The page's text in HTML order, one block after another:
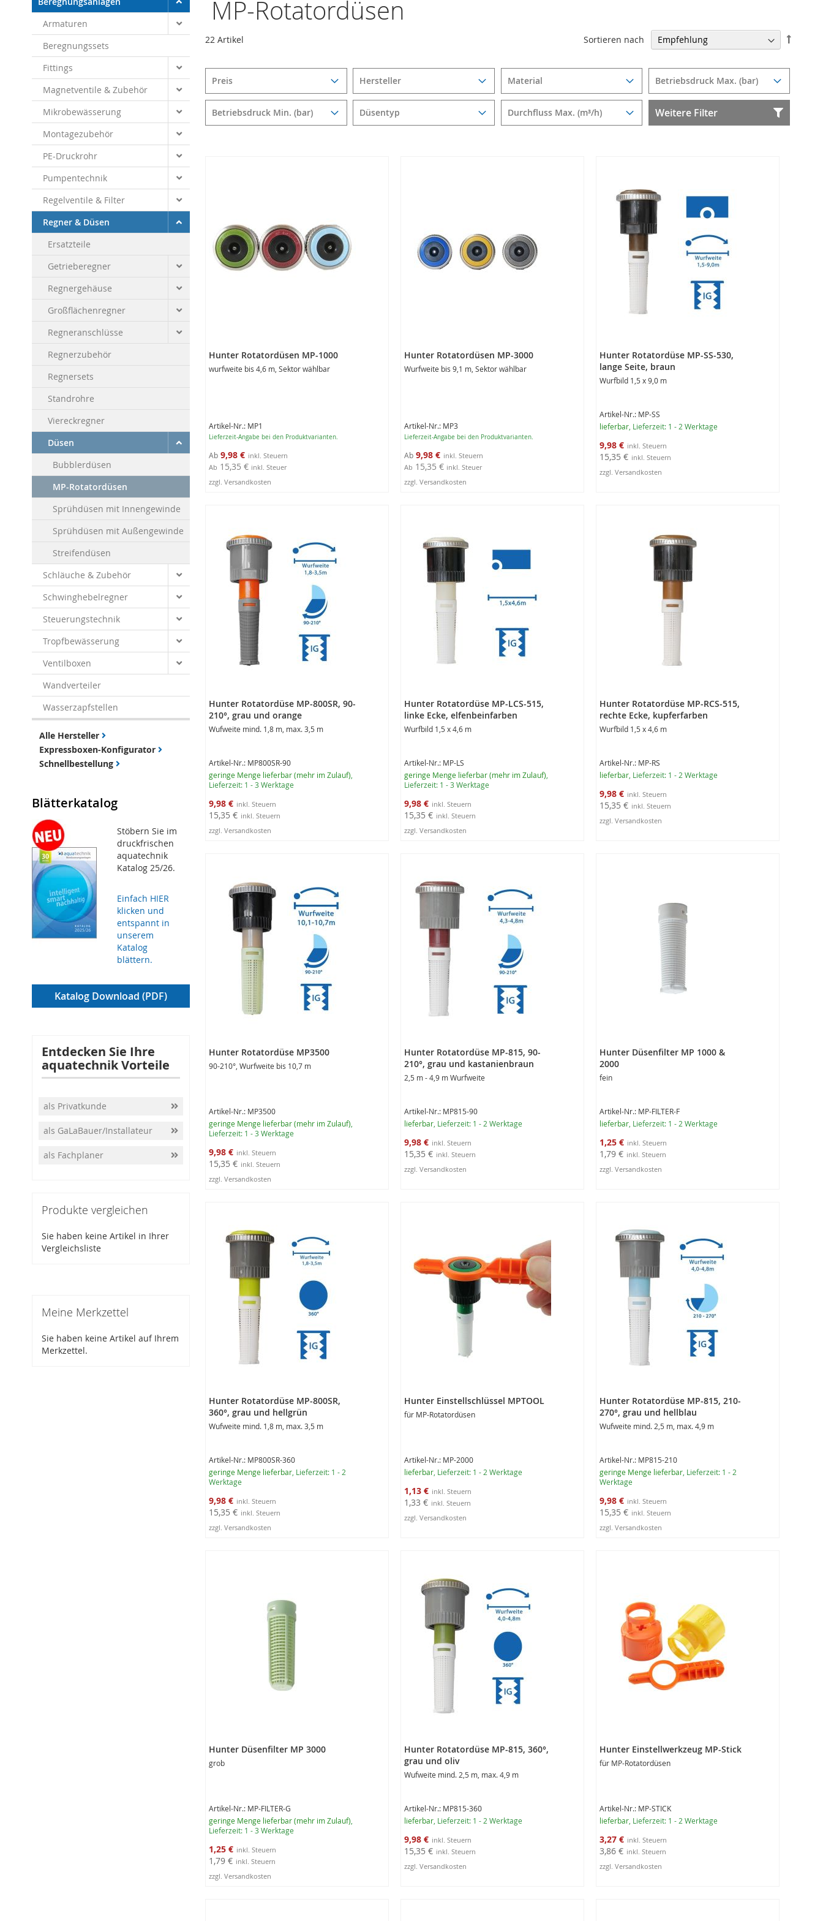
MP-Rotatordüsen
22 Artikel Sortieren nach
In
Preis
Hersteller Material Betriebsdruck Max. (bar)
Betriebsdruck Min. (bar) Düsentyp Durchfluss Max. (m³/h) Weitere Filter
Hunter Rotatordüsen MP-1000
wurfweite bis 4,6 m, Sektor wählbar
Artikel-Nr.: MP1
Lieferzeit-Angabe bei den Produktvarianten.
Ab 9,98 €
Ab 15,35 € inkl. Steuer
zzgl. Versandkosten
Hunter Rotatordüsen MP-3000
Wurfweite bis 9,1 m, Sektor wählbar
Artikel-Nr.: MP3
Lieferzeit-Angabe bei den Produktvarianten.
Ab 9,98 €
Ab 15,35 € inkl. Steuer
zzgl. Versandkosten
Hunter Rotatordüse MP-SS-530,
lange Seite, braun
Wurfbild 1,5 x 9,0 m
Artikel-Nr.: MP-SS
lieferbar , Lieferzeit: 1 - 2 Werktage
Sonderangebot
9,98 €
15,35 €
zzgl. Versandkosten
Hunter Rotatordüse MP-800SR, 90-
210°, grau und orange
Wufweite mind. 1,8 m, max. 3,5 m
Artikel-Nr.: MP800SR-90
geringe Menge lieferbar (mehr im Zulauf)
Lieferzeit: 1 - 3 Werktage
Sonderangebot
9,98 €
15,35 €
zzgl. Versandkosten
Hunter Rotatordüse MP-LCS-515,
linke Ecke, elfenbeinfarben
Wurfbild 1,5 x 4,6 m
Artikel-Nr.: MP-LS
geringe Menge lieferbar (mehr im Zulauf)
Lieferzeit: 1 - 3 Werktage
Sonderangebot
9,98 €
15,35 €
zzgl. Versandkosten
Hunter Rotatordüse MP-RCS-515,
rechte Ecke, kupferfarben
Wurfbild 1,5 x 4,6 m
Artikel-Nr.: MP-RS
lieferbar , Lieferzeit: 1 - 2 Werktage
Sonderangebot
9,98 €
15,35 €
zzgl. Versandkosten
Hunter Rotatordüse MP3500
90-210°, Wurfweite bis 10,7 m
Artikel-Nr.: MP3500
geringe Menge lieferbar (mehr im Zulauf)
Lieferzeit: 1 - 3 Werktage
Sonderangebot
9,98 €
15,35 €
zzgl. Versandkosten
Hunter Rotatordüse MP-815, 90-
210°, grau und kastanienbraun
2,5 m - 4,9 m Wurfweite
Artikel-Nr.: MP815-90
lieferbar , Lieferzeit: 1 - 2 Werktage
Sonderangebot
9,98 €
15,35 €
zzgl. Versandkosten
Hunter Düsenfilter MP 1000 &
2000
fein
Artikel-Nr.: MP-FILTER-F
lieferbar , Lieferzeit: 1 - 2 Werktage
Sonderangebot
1,25 €
1,79 €
zzgl. Versandkosten
Hunter Rotatordüse MP-800SR,
360°, grau und hellgrün
Wufweite mind. 1,8 m, max. 3,5 m
Artikel-Nr.: MP800SR-360
geringe Menge lieferbar , Lieferzeit: 1 - 2
Werktage
Sonderangebot
9,98 €
15,35 €
zzgl. Versandkosten
Hunter Einstellschlüssel MPTOOL
für MP-Rotatordüsen
Artikel-Nr.: MP-2000
lieferbar , Lieferzeit: 1 - 2 Werktage
Sonderangebot
1,13 €
1,33 €
zzgl. Versandkosten
Hunter Rotatordüse MP-815, 210-
270°, grau und hellblau
Wufweite mind. 2,5 m, max. 4,9 m
Artikel-Nr.: MP815-210
geringe Menge lieferbar , Lieferzeit: 1 - 2
Werktage
Sonderangebot
9,98 €
15,35 €
zzgl. Versandkosten
Hunter Düsenfilter MP 3000
grob
Artikel-Nr.: MP-FILTER-G
geringe Menge lieferbar (mehr im Zulauf)
Lieferzeit: 1 - 3 Werktage
Sonderangebot
1,25 €
1,79 €
zzgl. Versandkosten
Hunter Rotatordüse MP-815, 360°,
grau und oliv
Wufweite mind. 2,5 m, max. 4,9 m
Artikel-Nr.: MP815-360
lieferbar , Lieferzeit: 1 - 2 Werktage
Sonderangebot
9,98 €
15,35 €
zzgl. Versandkosten
Hunter Einstellwerkzeug MP-Stick
für MP-Rotatordüsen
Artikel-Nr.: MP-STICK
lieferbar , Lieferzeit: 1 - 2 Werktage
Sonderangebot
3,27 €
3,86 €
zzgl. Versandkosten
Armaturen
Beregnungssets
Fittings
Magnetventile & Zubehör
Mikrobewässerung
Montagezubehör
PE-Druckrohr
Pumpentechnik
Regelventile & Filter
Regner & Düsen
Ersatzteile
Getrieberegner
Regnergehäuse
Großflächenregner
Regneranschlüsse
Regnerzubehör
Regnersets
Standrohre
Viereckregner
Düsen
Bubblerdüsen
MP-Rotatordüsen
Sprühdüsen mit Innengewinde
Sprühdüsen mit Außengewinde
Streifendüsen
Schläuche & Zubehör
Schwinghebelregner
Steuerungstechnik
Tropfbewässerung
Ventilboxen
Wandverteiler
Wasserzapfstellen
Alle Hersteller
Expressboxen-Konfigurator
Schnellbestellung
Blätterkatalog
Stöbern Sie im
druckfrischen
aquatechnik
Katalog 25/26.
Einfach HIER
klicken und
entspannt in
unserem
Katalog
blättern.
Katalog Download (PDF)
Entdecken Sie Ihre
aquatechnik Vorteile
als Privatkunde
als GaLaBauer/Installateur
als Fachplaner
Produkte vergleichen
Sie haben keine Artikel in Ihrer
Vergleichsliste
Meine Merkzettel
Sie haben keine Artikel auf Ihrem
Merkzettel.